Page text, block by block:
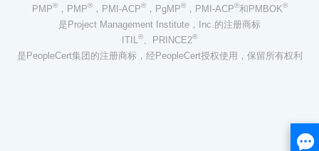
PMP®，PMP®，PMI-ACP®，PgMP®，PMI-ACP®和PMBOK®
是Project Management Institute，Inc.的注册商标
ITIL®、PRINCE2®
是PeopleCert集团的注册商标，经PeopleCert授权使用，保留所有权利